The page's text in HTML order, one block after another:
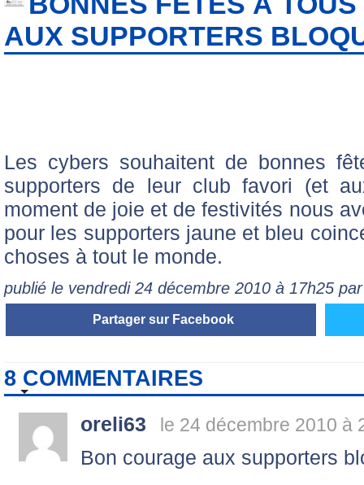
AUX SUPPORTERS
Les cybers souhaitent de bonnes
supporters de leur club favori (et
moment de joie et de festivités nous
pour les supporters jaune et bleu
choses à tout le monde.
publié le vendredi 24 décembre 2010 à 17h25
Partager sur Facebook
8 COMMENTAIRES
oreli63 le 24 décembre 2010 à
Bon courage aux supporters